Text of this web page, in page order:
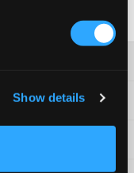
Show details